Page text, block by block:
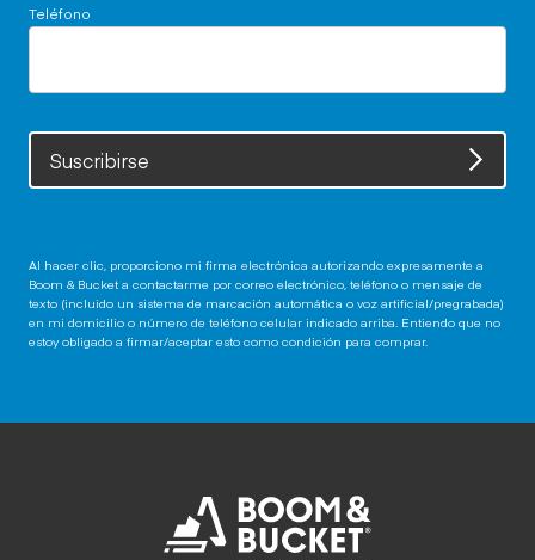
Teléfono
Suscribirse
Al hacer clic, proporciono mi firma electrónica autorizando expresamente a
Boom & Bucket a contactarme por correo electrónico, teléfono o mensaje de
texto (incluido un sistema de marcación automática o voz artificial/pregrabada)
en mi domicilio o número de teléfono celular indicado arriba. Entiendo que no
estoy obligado a firmar/aceptar esto como condición para comprar.